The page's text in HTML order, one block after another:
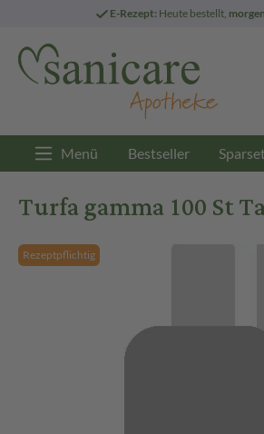
E-Rezept: Heute bestellt,
Menü Bestseller
Turfa gamma 100 St
Rezeptpflichtig